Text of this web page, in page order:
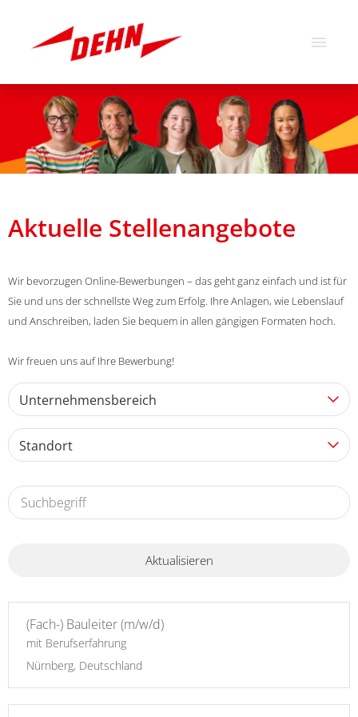
Englisch
Stellenangebote
Über uns
Aktuelle Stellenangebote
Wir bevorzugen Online-Bewerbungen – das geht ganz einfach und ist für
Sie und uns der schnellste Weg zum Erfolg. Ihre Anlagen, wie Lebenslauf
und Anschreiben, laden Sie bequem in allen gängigen Formaten hoch.
Wir freuen uns auf Ihre Bewerbung!
Unternehmensbereich
Standort
Aktualisieren
(Fach-) Bauleiter (m/w/d)
mit Berufserfahrung
Nürnberg, Deutschland